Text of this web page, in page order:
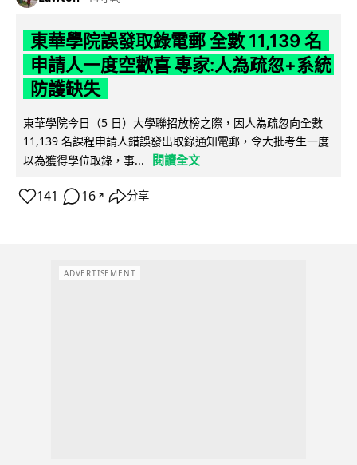
東華學院誤發取錄電郵 全數 11,139 名
申請人一度空歡喜 專家:人為疏忽+系統
防護缺失
東華學院今日（5 日）大學聯招放榜之際，因人為疏忽向全數
11,139 名課程申請人錯誤發出取錄通知電郵，令大批考生一度
以為獲得學位取錄，事...
閱讀全文
141 16 ↗ 分享
ADVERTISEMENT